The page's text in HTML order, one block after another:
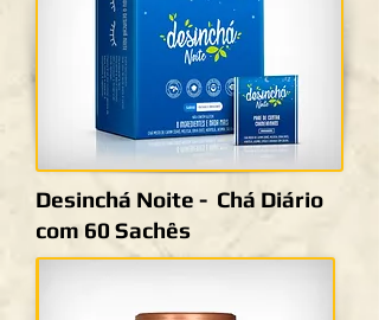
Desinchá Noite - Chá Diário
com 60 Sachês